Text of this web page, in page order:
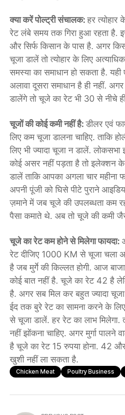
क्या करें पोल्ट्री संचालक:हर
रेट लंबे समय तक गिरा हुआ रहता है.
और सिर्फ किसान के पास है. अगर
चूजा डालें तो त्योहार के लिए
समस्या का समाधान हो सकता है.
अलावा दूसरा समाधान है ही नहीं.
डालेंगे तो चूजे का रेट भी 30 से नीचे
चूजों की कोई कमी नहीं है:डीलर एवं
लिए कम चूजा डालना चाहिए. ताकि
लिए भी ज्यादा चूजा न डालें.
कोई असर नहीं पड़ता है तो इलेक्शन
डालें ताकि आपका अगला चार महीना
अपनी पूंजी को घिसे पीटे पुराने
ज़माने में जब चूजे की उपलब्धता कम
पैसा कमाते थे. अब तो चूजे की कमी
चूजे का रेट कम होने से मिलेगा फायदा:
रेट दीजिए 1000 KM से चूजा चला
है जब मुर्गे की किल्लत होगी. आज
कोई बात नहीं है. चूजे का रेट 42 है
है. अगर सब मिल कर बहुत ज्यादा
ईद तक बुरे रेट का सामना करने के लिए
से चूजा डालें. हर रेट का लाभ मिलेगा.
नहीं झोंकना चाहिए. अगर मुर्गा पालने
है चूजे का रेट 15 रुपया होना. 42
खुशी नहीं ला सकता है.
Chicken Meat Poultry Business